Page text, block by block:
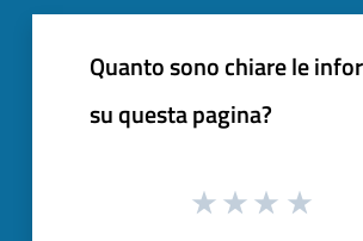
Quanto sono chiare le
su questa pagina?